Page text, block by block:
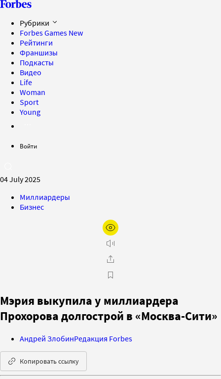
Рубрики
Forbes Games New
Рейтинги
Франшизы
Подкасты
Видео
Life
Woman
Sport
Young
Войти
04 July 2025
Миллиардеры
Бизнес
Мэрия выкупила у миллиардера
Прохорова долгострой в «Москва-Cити»
Андрей ЗлобинРедакция Forbes
Копировать ссылку